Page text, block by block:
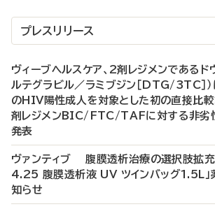
プレスリリース
ヴィーブヘルスケア、2剤レジメンであるド
ルテグラビル／ラミブジン［DTG/3TC］
のHIV陽性成人を対象とした初の直接比
剤レジメンBIC/FTC/TAFに対する非劣
発表
ヴァンティブ 腹膜透析治療の選択肢拡充
4.25 腹膜透析液 UV ツインバッグ1.5L」
知らせ